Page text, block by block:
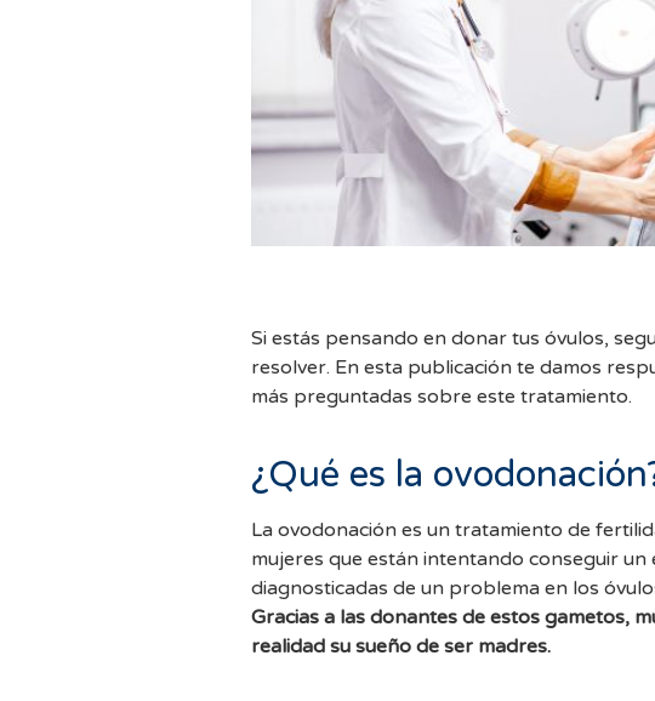
Si estás pensando en donar tus óvulos,
resolver. En esta publicación te damos
más preguntadas sobre este tratamiento.
¿Qué es la
La ovodonación es un tratamiento de
mujeres que están intentando conseguir
diagnosticadas de un problema en los
Gracias a las donantes de estos gametos,
realidad su sueño de ser madres.